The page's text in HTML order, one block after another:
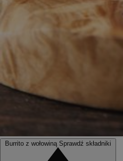
Burrito z wołowiną Sprawdź składniki